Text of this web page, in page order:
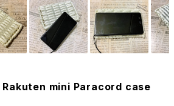
mini Paracord case